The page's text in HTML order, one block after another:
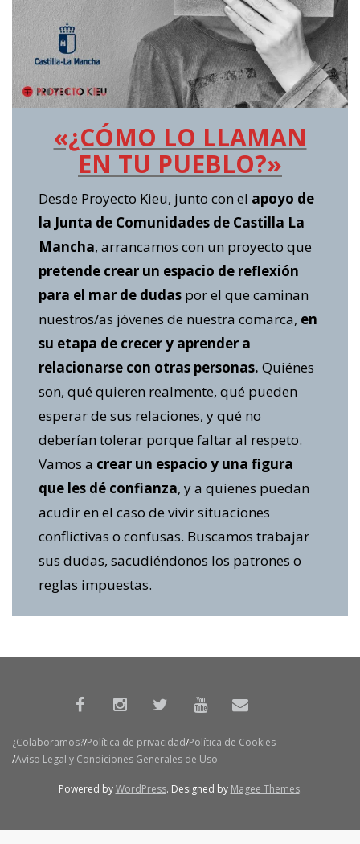
«¿CÓMO LO LLAMAN
EN TU PUEBLO?»
Desde Proyecto Kieu, junto con el apoyo de
la Junta de Comunidades de Castilla La
Mancha, arrancamos con un proyecto que
pretende crear un espacio de reflexión
para el mar de dudas por el que caminan
nuestros/as jóvenes de nuestra comarca, en
su etapa de crecer y aprender a
relacionarse con otras personas. Quiénes
son, qué quieren realmente, qué pueden
esperar de sus relaciones, y qué no
deberían tolerar porque faltar al respeto.
Vamos a crear un espacio y una figura
que les dé confianza, y a quienes puedan
acudir en el caso de vivir situaciones
conflictivas o confusas. Buscamos trabajar
sus dudas, sacudiéndonos los patrones o
reglas impuestas.
¿Colaboramos? Política de privacidad Política de Cookies
Aviso Legal y Condiciones Generales de Uso
Powered byWordPress. Designed by Magee Themes.